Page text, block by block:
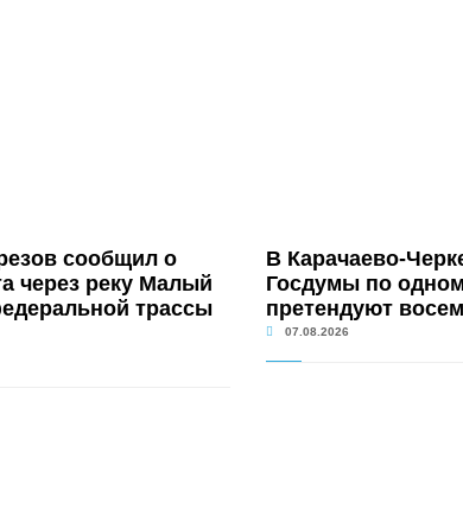
сообщил о
через реку Малый
трассы
В Карачаево-
Госдумы по
претендуют
07.08.2026